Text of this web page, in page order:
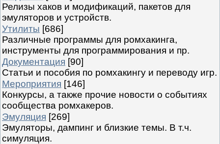
Релизы хаков и модификаций, пакетов для
эмуляторов и устройств.
Утилиты [686]
Различные программы для ромхакинга,
инструменты для программирования и пр.
Документация [90]
Статьи и пособия по ромхакингу и переводу игр.
Мероприятия [146]
Конкурсы, а также прочие новости о событиях
сообщества ромхакеров.
Эмуляция [269]
Эмуляторы, дампинг и близкие темы. В т.ч.
симуляция.